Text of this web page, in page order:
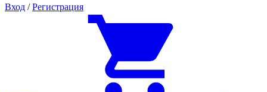
Вход / Регистрация